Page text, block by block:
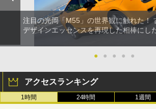
注目の光岡「M55」の世界観に触れた！
デザインエッセンスを再現した相棒にし
● ● ● ● ●
アクセスランキング
1時間 24時間 1週間